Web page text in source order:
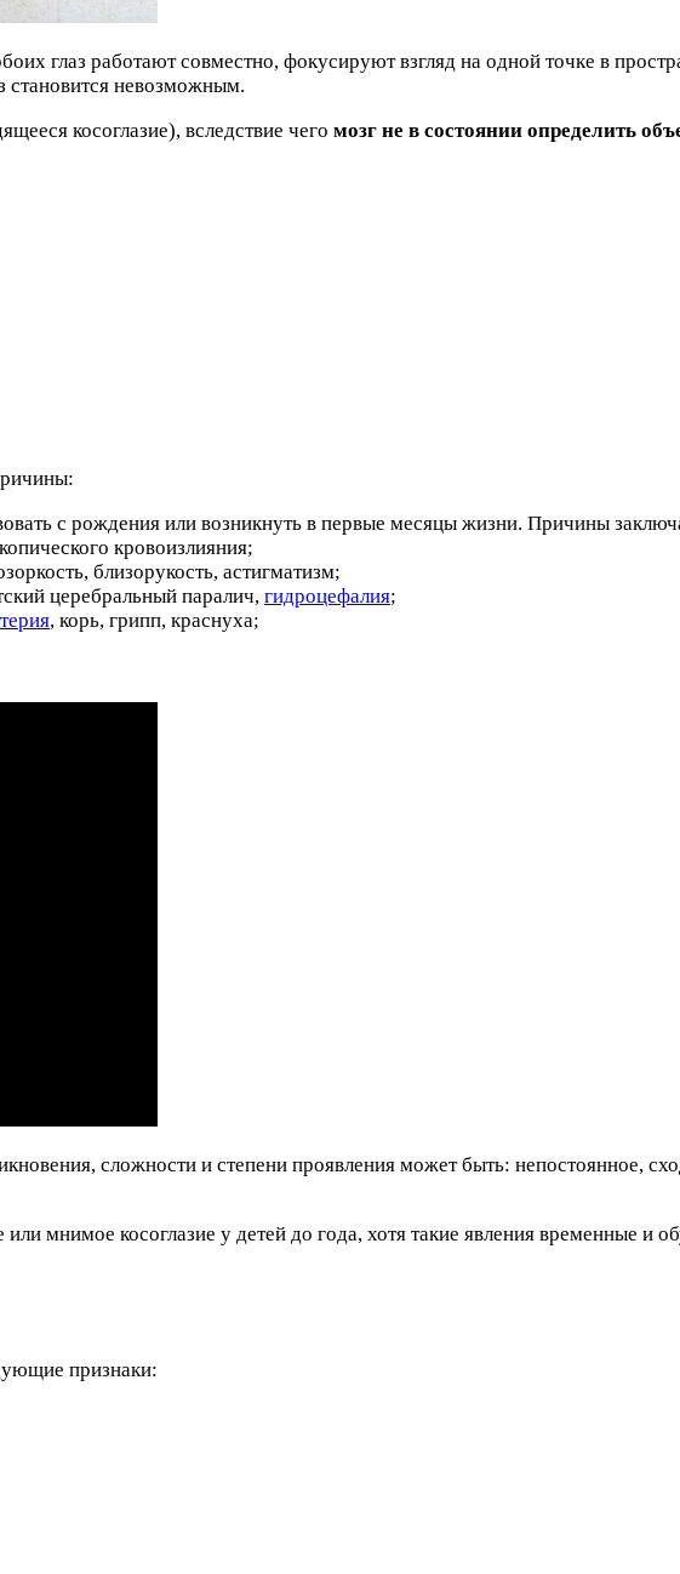
глаз работают совместно, фокусируют взгляд на одной точке в
становится невозможным.
косоглазие), вследствие чего мозг не в состоянии определить
с рождения или возникнуть в первые месяцы жизни. Причины
кровоизлияния;
близорукость, астигматизм;
церебральный паралич, гидроцефалия;
, корь, грипп, краснуха;
сложности и степени проявления может быть: непостоянное,
или мнимое косоглазие у детей до года, хотя такие явления временные и
признаки: